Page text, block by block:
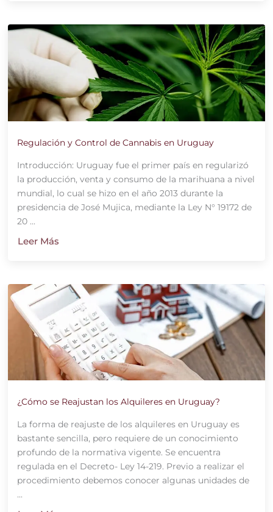
Regulación y Control de Cannabis en Uruguay
Introducción: Uruguay fue el primer país en regularizó
la producción, venta y consumo de la marihuana a nivel
mundial, lo cual se hizo en el año 2013 durante la
presidencia de José Mujica, mediante la Ley N° 19172 de
20 ...
Leer Más
¿Cómo se Reajustan los Alquileres en Uruguay?
La forma de reajuste de los alquileres en Uruguay es
bastante sencilla, pero requiere de un conocimiento
profundo de la normativa vigente. Se encuentra
regulada en el Decreto- Ley 14-219. Previo a realizar el
procedimiento debemos conocer algunas unidades de
...